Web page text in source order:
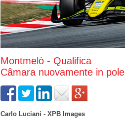
Montmelò - Qualifica
Câmara nuovamente in pole
Carlo Luciani - XPB Images